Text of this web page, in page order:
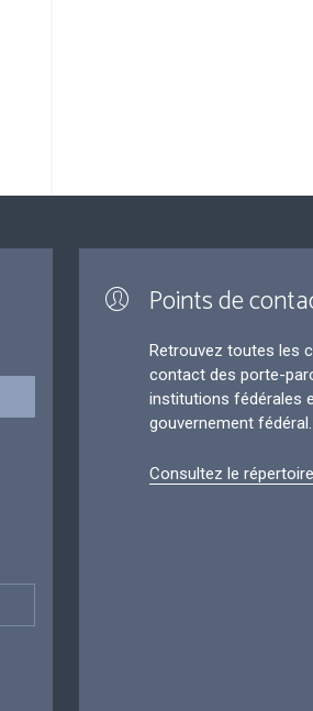
Points de
Retrouvez toutes les
contact des porte-
institutions fédérales
gouvernement fédéral.
Consultez le répertoire